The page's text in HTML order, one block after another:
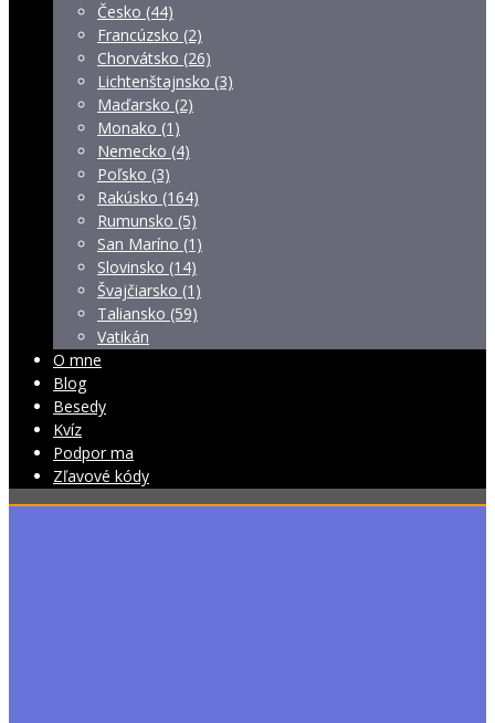
Česko (44)
Francúzsko (2)
Chorvátsko (26)
Lichtenštajnsko (3)
Maďarsko (2)
Monako (1)
Nemecko (4)
Poľsko (3)
Rakúsko (164)
Rumunsko (5)
San Maríno (1)
Slovinsko (14)
Švajčiarsko (1)
Taliansko (59)
Vatikán
O mne
Blog
Besedy
Kvíz
Podpor ma
Zľavové kódy